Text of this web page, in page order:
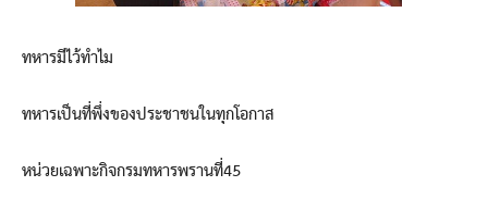
ทหารมีไว้ทำไม
ทหารเป็นที่พึ่งของประชาชนในทุกโอกาส
หน่วยเฉพาะกิจกรมทหารพรานที่45